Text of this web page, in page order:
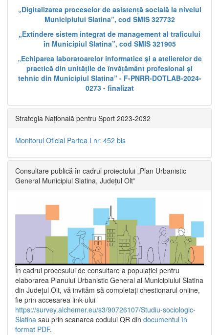
„Digitalizarea proceselor de asistență socială la nivelul
Municipiului Slatina”, cod SMIS 327732
„Extindere sistem integrat de management al traficului
în Municipiul Slatina”, cod SMIS 321905
„Echiparea laboratoarelor informatice și a atelierelor de
practică din unitățile de învățământ profesional și
tehnic din Municipiul Slatina” - F-PNRR-DOTLAB-2024-
0273 - finalizat
Strategia Națională pentru Sport 2023-2032
Monitorul Oficial Partea I nr. 452 bis
Consultare publică în cadrul proiectului „Plan Urbanistic
General Municipiul Slatina, Județul Olt”
În cadrul procesului de consultare a populaţiei pentru
elaborarea Planului Urbanistic General al Municipiului Slatina
din Județul Olt, vă invităm să completați chestionarul online,
fie prin accesarea link-ului
https://survey.alchemer.eu/s3/90726107/Studiu-sociologic-
Slatina sau prin scanarea codului QR din documentul în
format PDF.